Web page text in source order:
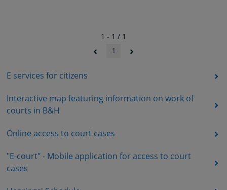
E services for citizens
Interactive map featuring information on work of
courts in B&H
Online access to court cases
"E-court" - Mobile application for access to court
cases
1 - 1 / 1
1